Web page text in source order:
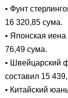
• Фунт
16 320,85 сума.
• Японская
76,49 сума.
• Швейцарский
составил 15
• Китайский